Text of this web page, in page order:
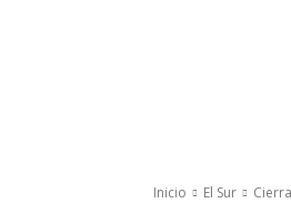
Inicio El Sur